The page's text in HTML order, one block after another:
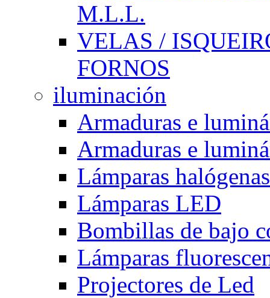
M.L.L.
VELAS /
FORNOS
iluminación
Armaduras e
Armaduras e
Lámparas halógenas
Lámparas LED
Bombillas de bajo
Lámparas
Projectores de Led